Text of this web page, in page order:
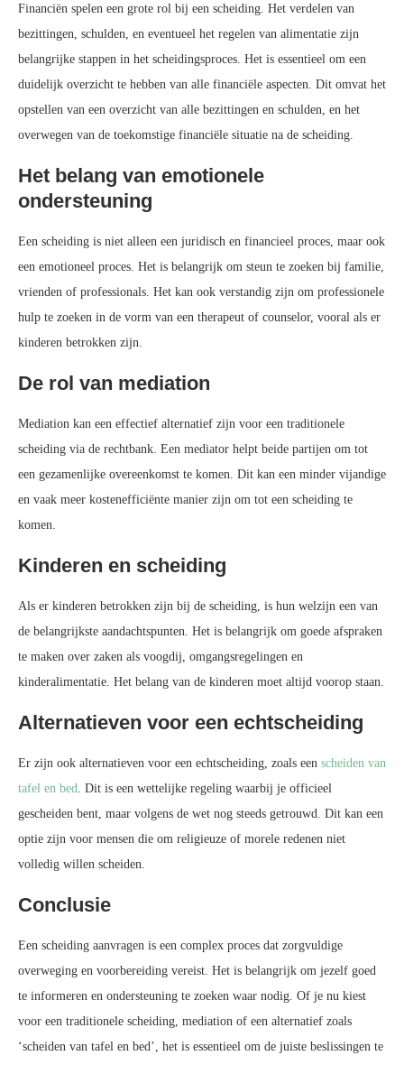
Financiën spelen een grote rol bij een scheiding. Het verdelen van
bezittingen, schulden, en eventueel het regelen van alimentatie zijn
belangrijke stappen in het scheidingsproces. Het is essentieel om een
duidelijk overzicht te hebben van alle financiële aspecten. Dit omvat het
opstellen van een overzicht van alle bezittingen en schulden, en het
overwegen van de toekomstige financiële situatie na de scheiding.
Het belang van emotionele
ondersteuning
Een scheiding is niet alleen een juridisch en financieel proces, maar ook
een emotioneel proces. Het is belangrijk om steun te zoeken bij familie,
vrienden of professionals. Het kan ook verstandig zijn om professionele
hulp te zoeken in de vorm van een therapeut of counselor, vooral als er
kinderen betrokken zijn.
De rol van mediation
Mediation kan een effectief alternatief zijn voor een traditionele
scheiding via de rechtbank. Een mediator helpt beide partijen om tot
een gezamenlijke overeenkomst te komen. Dit kan een minder vijandige
en vaak meer kostenefficiënte manier zijn om tot een scheiding te
komen.
Kinderen en scheiding
Als er kinderen betrokken zijn bij de scheiding, is hun welzijn een van
de belangrijkste aandachtspunten. Het is belangrijk om goede afspraken
te maken over zaken als voogdij, omgangsregelingen en
kinderalimentatie. Het belang van de kinderen moet altijd voorop staan.
Alternatieven voor een echtscheiding
Er zijn ook alternatieven voor een echtscheiding, zoals een scheiden van
tafel en bed. Dit is een wettelijke regeling waarbij je officieel
gescheiden bent, maar volgens de wet nog steeds getrouwd. Dit kan een
optie zijn voor mensen die om religieuze of morele redenen niet
volledig willen scheiden.
Conclusie
Een scheiding aanvragen is een complex proces dat zorgvuldige
overweging en voorbereiding vereist. Het is belangrijk om jezelf goed
te informeren en ondersteuning te zoeken waar nodig. Of je nu kiest
voor een traditionele scheiding, mediation of een alternatief zoals
‘scheiden van tafel en bed’, het is essentieel om de juiste beslissingen te